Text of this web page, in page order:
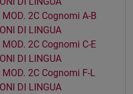
MOD. 2C Cognomi A-B
DI LINGUA
MOD. 2C Cognomi C-E
DI LINGUA
MOD. 2C Cognomi F-L
DI LINGUA